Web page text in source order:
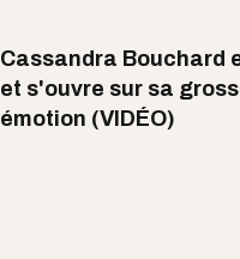
Cassandra Bouchard
et s'ouvre sur sa
émotion (VIDÉO)